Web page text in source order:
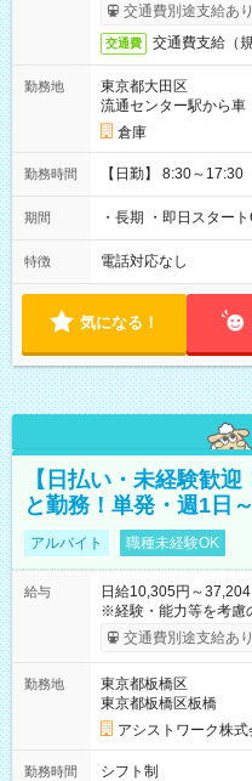
交通費別途支給あり
交通費 交通費支給（
勤務地
東京都大田区
流通センター駅から車
倉庫
勤務時間 【日勤】 8:30～17:30
期間 ・長期 ・即日スタート
特徴 電話対応なし
気になる！
【日払い・未経験歓
と勤務！単発・週1日
アルバイト 職種未経験OK
給与
日給10,305円～37,204
※経験・能力等を考慮の上
間】試用期間なし
交通費別途支給あり
勤務地
東京都板橋区
東京都板橋区板橋
アシストワーク株式
勤務時間
シフト制